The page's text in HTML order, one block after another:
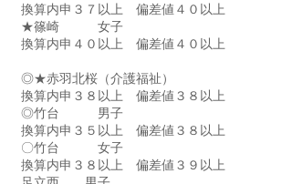
換算内申３７以上　偏差値４０以上
★篠崎　　　女子
換算内申４０以上　偏差値４０以上
◎★赤羽北桜（介護福祉）
換算内申３８以上　偏差値３８以上
◎竹台　　　男子
換算内申３５以上　偏差値３８以上
〇竹台　　　女子
換算内申３８以上　偏差値３９以上